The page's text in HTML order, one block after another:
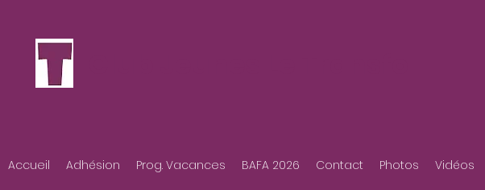
Accueil Adhésion Prog. Vacances BAFA 2026 Contact Photos Vidéos